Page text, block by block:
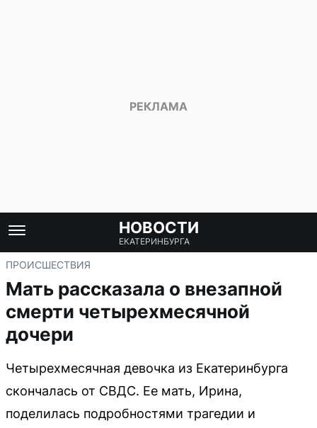
НОВОСТИ
ЕКАТЕРИНБУРГА
ПРОИСШЕСТВИЯ
Мать рассказала о внезапной
смерти четырехмесячной
дочери
Четырехмесячная девочка из Екатеринбурга
скончалась от СВДС. Ее мать, Ирина,
поделилась подробностями трагедии и